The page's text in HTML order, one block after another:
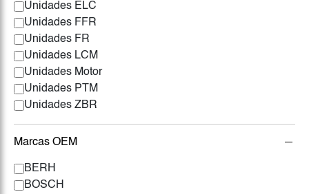
Unidades ELC
Unidades FFR
Unidades FR
Unidades LCM
Unidades Motor
Unidades PTM
Unidades ZBR
Marcas OEM
BERH
BOSCH